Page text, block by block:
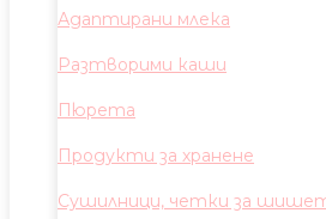
Адаптирани млека
Разтворими каши
Пюрета
Продукти за хранене
Сушилници, четки за